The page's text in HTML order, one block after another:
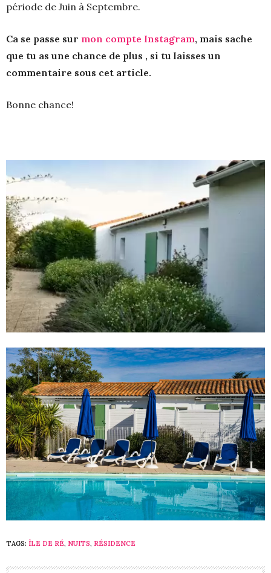
période de Juin à Septembre.
Ca se passe sur mon compte Instagram, mais sache
que tu as une chance de plus , si tu laisses un
commentaire sous cet article.
Bonne chance!
TAGS: ÎLE DE RÉ, NUITS, RÉSIDENCE